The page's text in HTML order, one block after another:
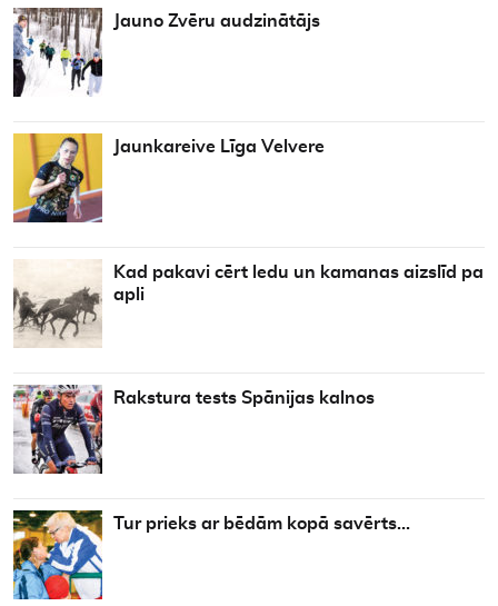
Jauno Zvēru audzinātājs
Jaunkareive Līga Velvere
Kad pakavi cērt ledu un kamanas aizslīd pa
apli
Rakstura tests Spānijas kalnos
Tur prieks ar bēdām kopā savērts…